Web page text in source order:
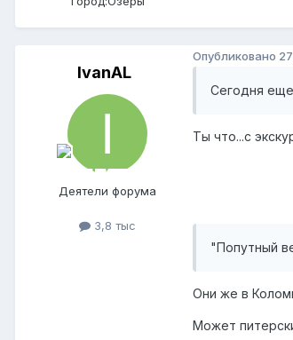
IvanAL
Деятели форума
3,8 тыс
Опубликовано
Сегодня еще
Ты что...с
"Попутный
Они же в
Может